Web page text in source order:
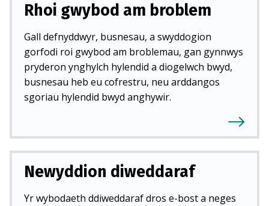
Rhoi gwybod am broblem
Gall defnyddwyr, busnesau, a swyddogion
gorfodi roi gwybod am broblemau, gan gynnwys
pryderon ynghylch hylendid a diogelwch bwyd,
busnesau heb eu cofrestru, neu arddangos
sgoriau hylendid bwyd anghywir.
Newyddion diweddaraf
Yr wybodaeth ddiweddaraf dros e-bost a neges